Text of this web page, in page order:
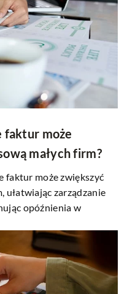
faktur może
małych firm?
faktur może zwiększyć
ułatwiając zarządzanie
opóźnienia w